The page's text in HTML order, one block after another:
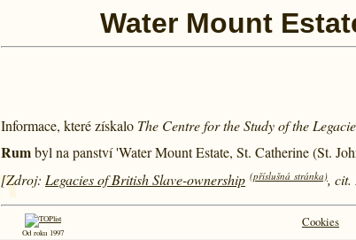
Water Mount
Informace, které získalo The Centre for the Study of the
Rumbyl na panství 'Water Mount Estate, St. Catherine (St.
[Zdroj: Legacies of British Slave-ownership (příslušná stránka), cit.
Od roku 1997
Cookies